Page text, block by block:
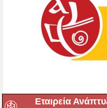
Εταιρεία